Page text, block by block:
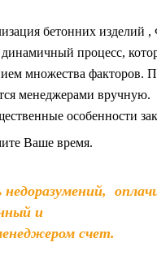
бетонних
динамичный процесс,
множества факторов.
менеджерами вручную.
особенности
Ваше время.
и
счет.